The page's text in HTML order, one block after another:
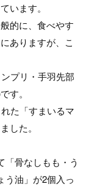
います。
的に、食べやす
ありますが、こ
プリ・手羽先部
す。
た「すまいるマ
した。
「骨なしもも・う
う油」が2個入っ